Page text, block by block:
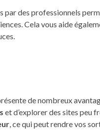
par des professionnels
Cela vous aide
de nombreux
et d’explorer des sites peu
, ce qui peut rendre vos